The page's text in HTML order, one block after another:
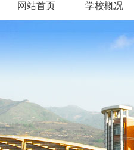
网站首页 学校概况